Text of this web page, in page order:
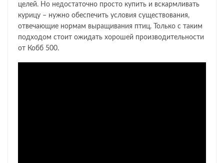
целей. Но недостаточно просто купить и вскармливать
курицу – нужно обеспечить условия существования,
отвечающие нормам выращивания птиц. Только с таким
подходом стоит ожидать хорошей производительности
от Кобб 500.